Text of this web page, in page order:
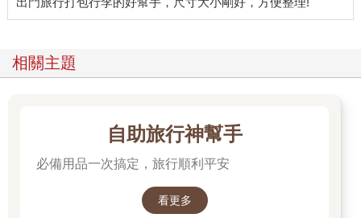
相關主題
自助旅行神幫手
必備用品一次搞定，旅行順利平安
看更多